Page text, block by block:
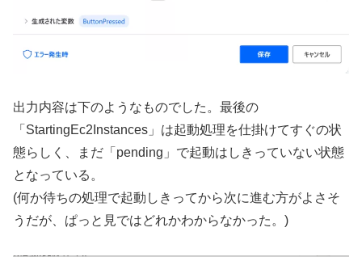
出力内容は下のようなものでした。最後の
「StartingEc2Instances」は起動処理を仕掛けてすぐの状
態らしく、まだ「pending」で起動はしきっていない状態
となっている。
(何か待ちの処理で起動しきってから次に進む方がよさそ
うだが、ぱっと見ではどれかわからなかった。)